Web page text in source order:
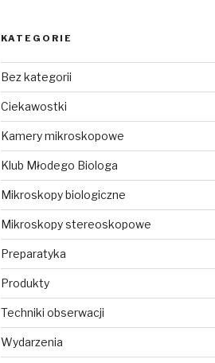
KATEGORIE
Bez kategorii
Ciekawostki
Kamery mikroskopowe
Klub Młodego Biologa
Mikroskopy biologiczne
Mikroskopy stereoskopowe
Preparatyka
Produkty
Techniki obserwacji
Wydarzenia